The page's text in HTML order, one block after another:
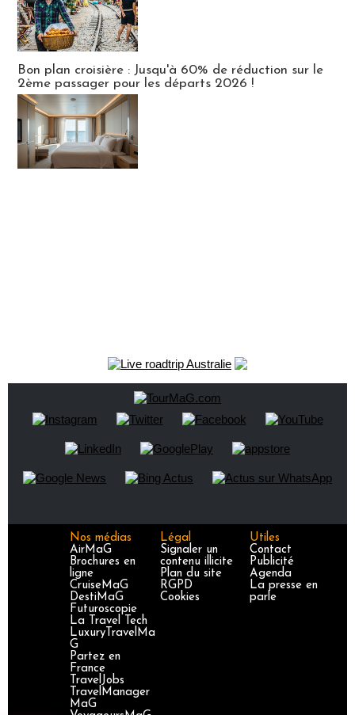
Bon plan croisière : Jusqu'à 60% de réduction sur le
2ème passager pour les départs 2026 !
Nos médias
AirMaG
Brochures en
ligne
CruiseMaG
DestiMaG
Futuroscopie
La Travel Tech
LuxuryTravelMa
G
Partez en
France
TravelJobs
TravelManager
MaG
Légal
Signaler un
contenu illicite
Plan du site
RGPD
Cookies
Utiles
Contact
Publicité
Agenda
La presse en
parle